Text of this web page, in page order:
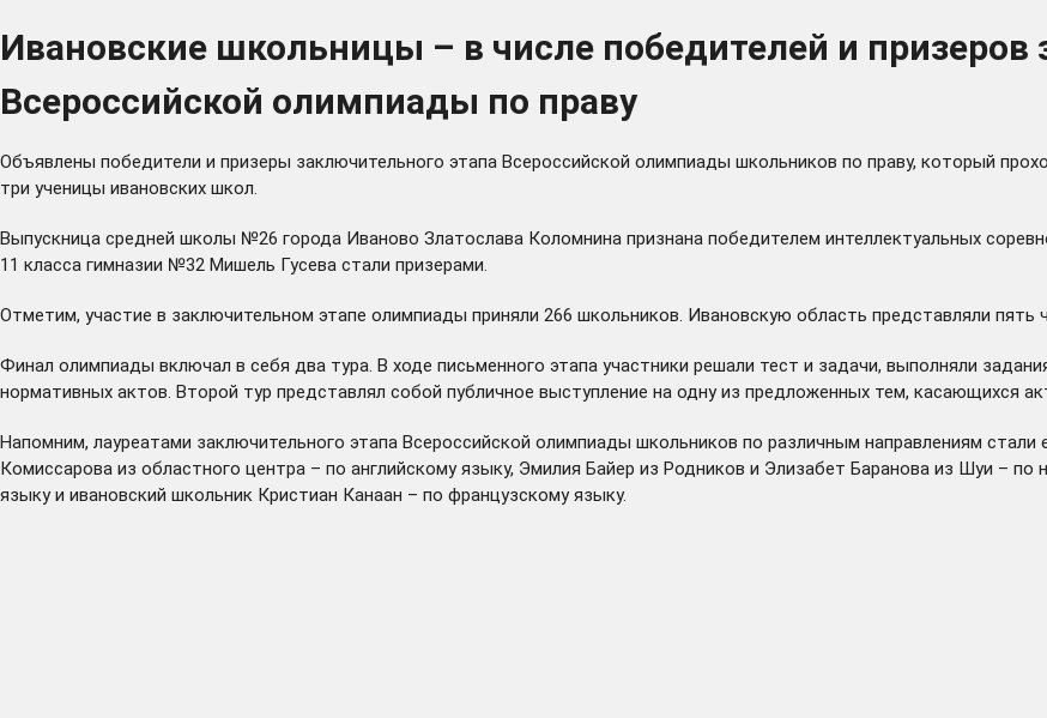
Ивановские школьницы – в числе победителей и призеров
Всероссийской олимпиады по праву
Объявлены победители и призеры заключительного этапа Всероссийской олимпиады школьников по праву, который
три ученицы ивановских школ.
Выпускница средней школы №26 города Иваново Златослава Коломнина признана победителем интеллектуальных
11 класса гимназии №32 Мишель Гусева стали призерами.
Отметим, участие в заключительном этапе олимпиады приняли 266 школьников. Ивановскую область представляли пять
Финал олимпиады включал в себя два тура. В ходе письменного этапа участники решали тест и задачи, выполняли
нормативных актов. Второй тур представлял собой публичное выступление на одну из предложенных тем, касающихся
Напомним, лауреатами заключительного этапа Всероссийской олимпиады школьников по различным направлениям
Комиссарова из областного центра – по английскому языку, Эмилия Байер из Родников и Элизабет Баранова из Шуи –
языку и ивановский школьник Кристиан Канаан – по французскому языку.